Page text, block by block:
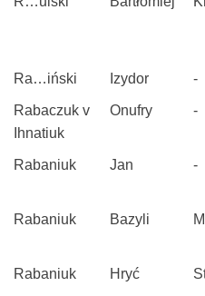
Ra…iński Izydor -
Rabaczuk v
Ihnatiuk
Onufry -
Rabaniuk Jan -
Rabaniuk Bazyli
Rabaniuk Hryć